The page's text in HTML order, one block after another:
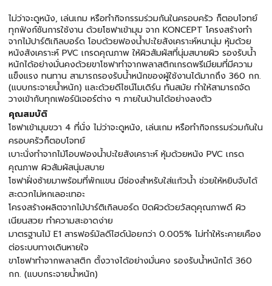
ไม่ว่าจะดูหนัง, เล่นเกม หรือทำกิจกรรมร่วมกันในครอบครัว ก็ตอบโจทย์
ทุกฟังก์ชันการใช้งาน ด้วยโซฟาเข้ามุม จาก KONCEPT โครงสร้างทำ
จากไม้ปาร์ติเกิลบอร์ด โอบด้วยฟองน้ำปะใยสังเคราะห์หนานุ่ม หุ้มด้วย
หนังสังเคราะห์ PVC เกรดคุณภาพ ให้ผิวสัมผัสที่นุ่มสบายผิว รองรับน้ำ
หนักได้อย่างมั่นคงด้วยขาโซฟาทำจากพลาสติกเกรดพรีเมียมที่มีความ
แข็งแรง ทนทาน สามารถรองรับน้ำหนักของผู้ใช้งานได้มากถึง 360 กก.
(แบบกระจายน้ำหนัก) และด้วยดีไซน์โมเดิร์น ทันสมัย ทำให้สามารถจัด
วางเข้ากับทุกเฟอร์นิเจอร์ต่าง ๆ ภายในบ้านได้อย่างลงตัว
คุณสมบัติ
โซฟาเข้ามุมขวา 4 ที่นั่ง ไม่ว่าจะดูหนัง, เล่นเกม หรือทำกิจกรรมร่วมกันใน
ครอบครัวก็ตอบโจทย์
เบาะนั่งทำจากไม้โอบฟองน้ำปะใยสังเคราะห์ หุ้มด้วยหนัง PVC เกรด
คุณภาพ ผิวสัมผัสนุ่มสบาย
โซฟาฝั่งซ้ายมาพร้อมที่พักแขน มีช่องสำหรับใส่แก้วน้ำ ช่วยให้หยิบจับได้
สะดวกไม่หกเลอะเทอะ
โครงสร้างผลิตจากไม้ปาร์ติเกิลบอร์ด ปิดผิวด้วยวัสดุคุณภาพดี ผิว
เนียนสวย ทำความสะอาดง่าย
มาตรฐานไม้ E1 สารฟอร์มัลดีไฮด์น้อยกว่า 0.005% ไม่ทำให้ระคายเคือง
ต่อระบบทางเดินหายใจ
ขาโซฟาทำจากพลาสติก ตั้งวางได้อย่างมั่นคง รองรับน้ำหนักได้ 360
กก. (แบบกระจายน้ำหนัก)